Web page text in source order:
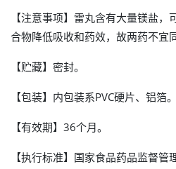
【注意事项】雷丸含有大量镁盐
合物降低吸收和药效，故两药不宜
【贮藏】密封。
【包装】内包装系PVC硬片、铝箔
【有效期】36个月。
【执行标准】国家食品药品监督